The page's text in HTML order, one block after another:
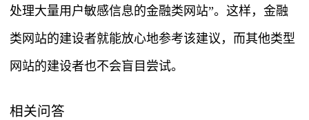
处理大量用户敏感信息的金融类网站”。这样，金融
类网站的建设者就能放心地参考该建议，而其他类型
网站的建设者也不会盲目尝试。
相关问答